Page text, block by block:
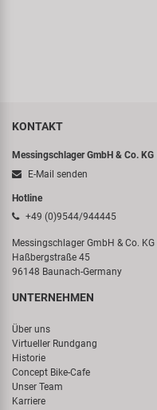
KONTAKT
Messingschlager GmbH & Co. KG
E-Mail senden
Hotline
+49 (0)9544/944445
Messingschlager GmbH & Co. KG
Haßbergstraße 45
96148 Baunach-Germany
UNTERNEHMEN
Über uns
Virtueller Rundgang
Historie
Concept Bike-Cafe
Unser Team
Karriere